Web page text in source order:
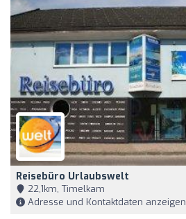
Reisebüro Urlaubswelt
22,1km, Timelkam
Adresse und Kontaktdaten anzeigen